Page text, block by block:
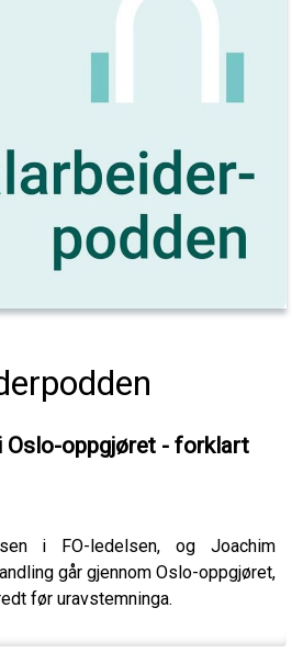
oppgjøret - forklart
i FO-ledelsen, og Joachim
går gjennom Oslo-oppgjøret,
før uravstemninga.